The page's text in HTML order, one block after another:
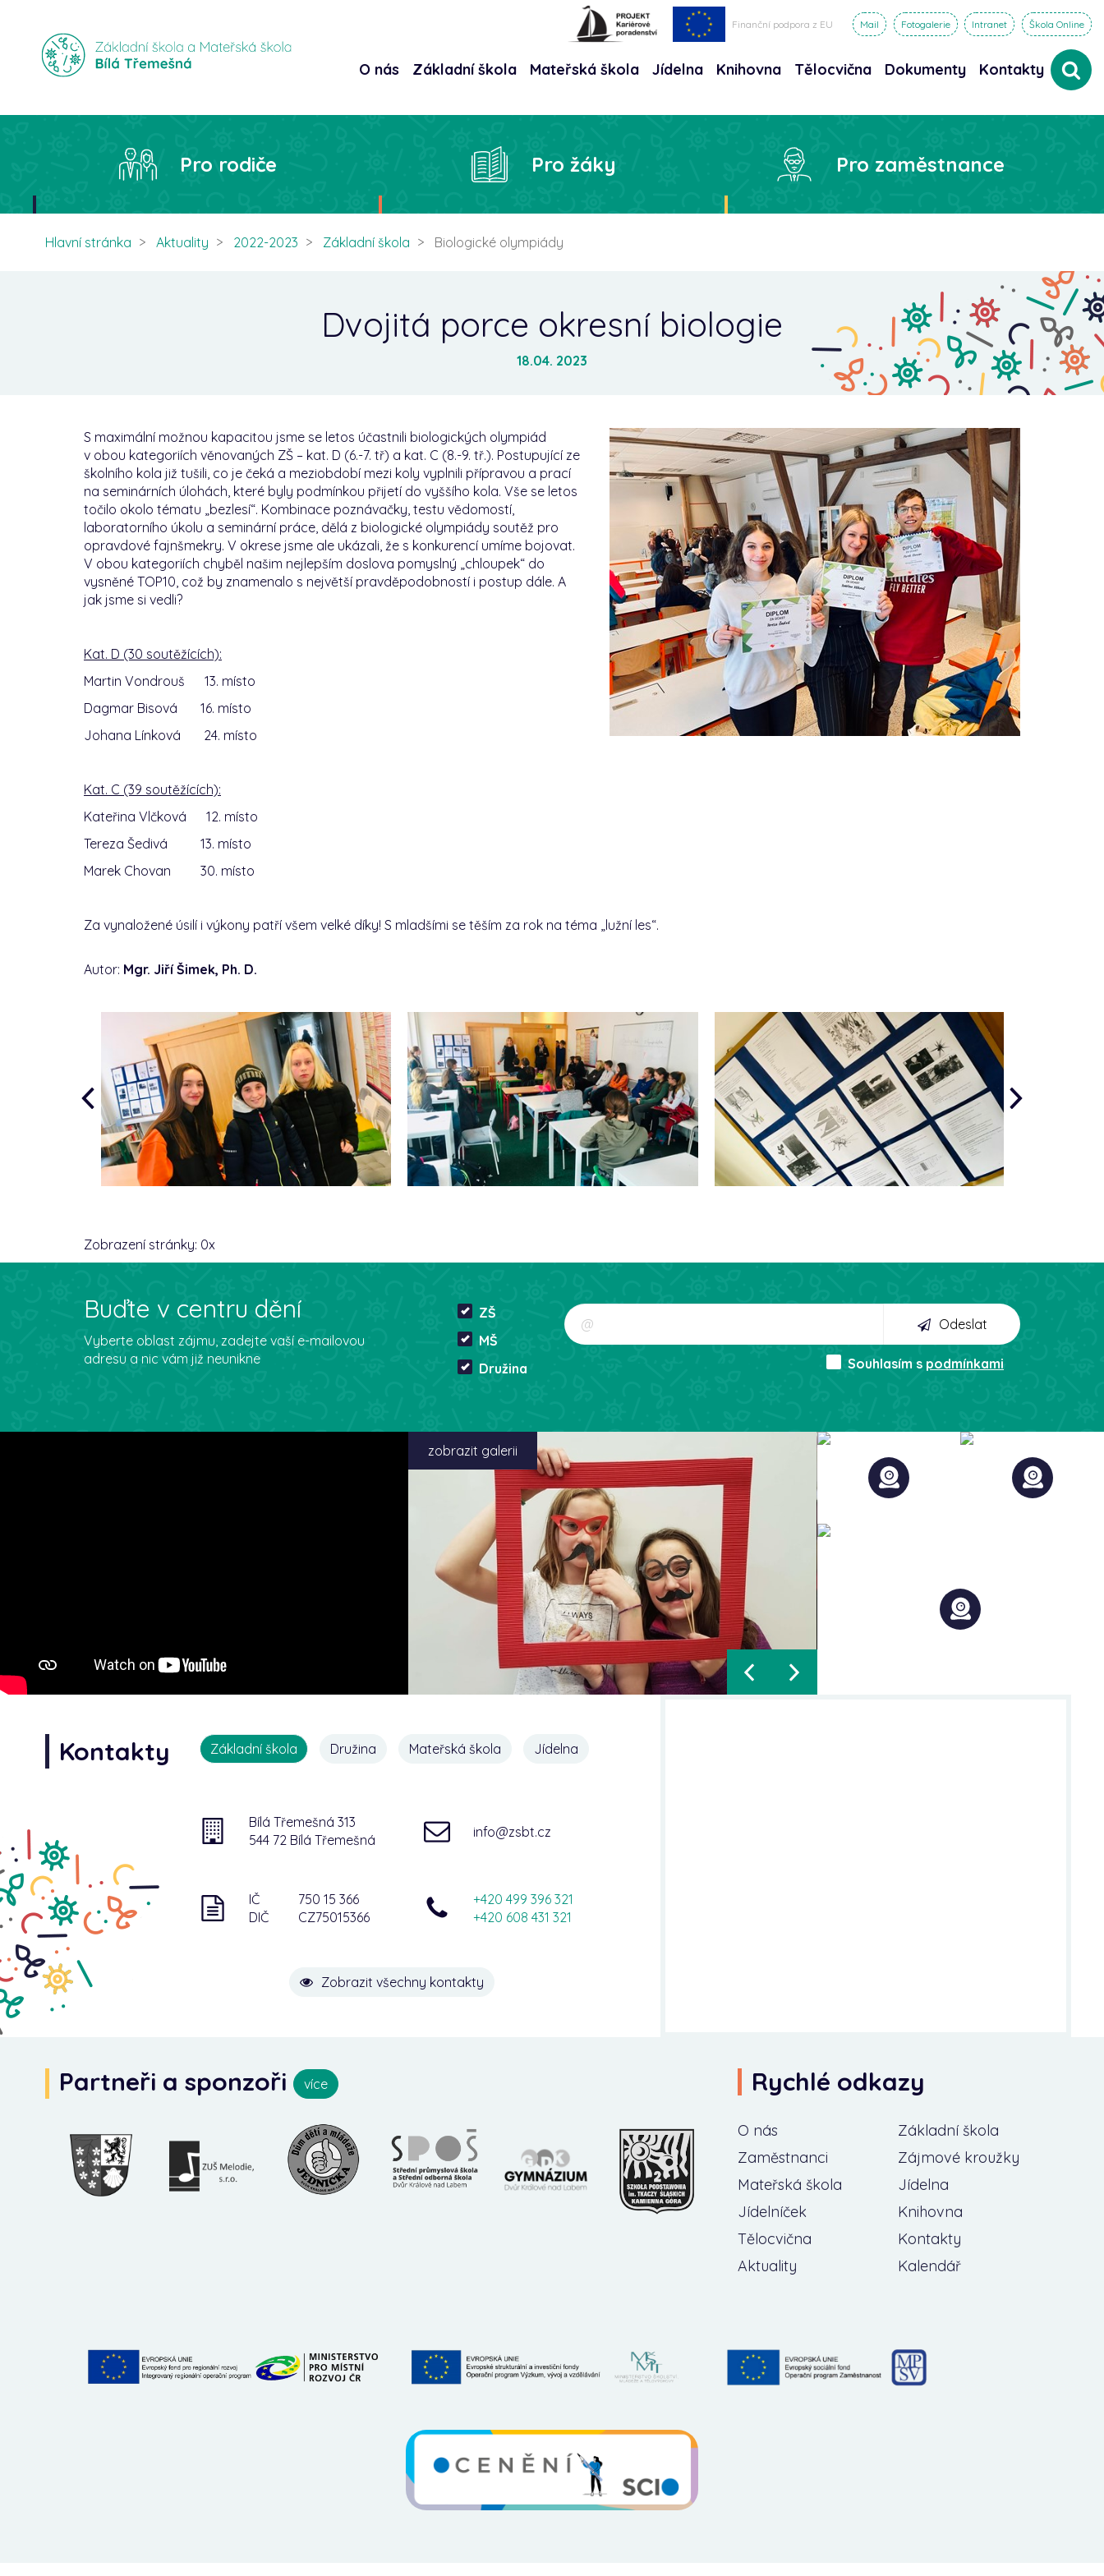
Finanční podpora z EU Mail Fotogalerie Intranet Škola Online
O nás Základní škola Mateřská škola Jídelna Knihovna Tělocvična Dokumenty Kontakty
Pro rodiče Pro žáky Pro zaměstnance
Hlavní stránka Aktuality 2022-2023 Základní škola Biologické olympiády
Dvojitá porce okresní biologie
18.04. 2023
S maximální možnou kapacitou jsme se letos účastnili biologických olympiád
v obou kategoriích věnovaných ZŠ – kat. D (6.-7. tř) a kat. C (8.-9. tř.). Postupující ze
školního kola již tušili, co je čeká a meziobdobí mezi koly vyplnili přípravou a prací
na seminárních úlohách, které byly podmínkou přijetí do vyššího kola. Vše se letos
točilo okolo tématu „bezlesí“. Kombinace poznávačky, testu vědomostí,
laboratorního úkolu a seminární práce, dělá z biologické olympiády soutěž pro
opravdové fajnšmekry. V okrese jsme ale ukázali, že s konkurencí umíme bojovat.
V obou kategoriích chyběl našim nejlepším doslova pomyslný „chloupek“ do
vysněné TOP10, což by znamenalo s největší pravděpodobností i postup dále. A
jak jsme si vedli?
Kat. D (30 soutěžících):
Martin Vondrouš 13. místo
Dagmar Bisová 16. místo
Johana Línková 24. místo
Kat. C (39 soutěžících):
Kateřina Vlčková 12. místo
Tereza Šedivá 13. místo
Marek Chovan 30. místo
Za vynaložené úsilí i výkony patří všem velké díky! S mladšími se těším za rok na téma „lužní les“.
Autor: Mgr. Jiří Šimek, Ph. D.
Zobrazení stránky: 0x
Buďte v centru dění
Vyberte oblast zájmu, zadejte vaší e-mailovou
adresu a nic vám již neunikne
ZŠ
MŠ
Družina
Odeslat
Souhlasím s podmínkami
zobrazit galerii
Kontakty Základní škola Družina Mateřská škola Jídelna
Bílá Třemešná 313
544 72 Bílá Třemešná
info@zsbt.cz
IČ
750 15 366
DIČ
CZ75015366
+420 499 396 321
+420 608 431 321
Zobrazit všechny kontakty
Partneři a sponzoři více Rychlé odkazy
O nás
Základní škola
Zaměstnanci
Zájmové kroužky
Mateřská škola
Jídelna
Jídelníček
Knihovna
Tělocvična
Kontakty
Aktuality
Kalendář